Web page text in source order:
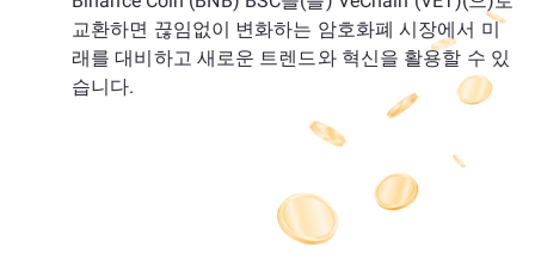
교환하면 끊임없이 변화하는 암호화폐 시장에서 미
래를 대비하고 새로운 트렌드와 혁신을 활용할 수 있
습니다.